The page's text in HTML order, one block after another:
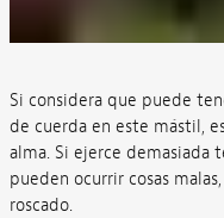
Si considera que puede
de cuerda en este mástil,
alma. Si ejerce demasiada
pueden ocurrir cosas
roscado.